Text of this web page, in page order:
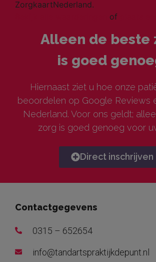
ZorgkaartNederland.
of
Alleen de beste
is goed
Hiernaast ziet u hoe onze
beoordelen op Google Reviews
Nederland. Voor ons geldt;
zorg is goed genoeg voor
Direct inschrijven
Contactgegevens
0315 – 652654
info@tandartspraktijkdepunt.nl